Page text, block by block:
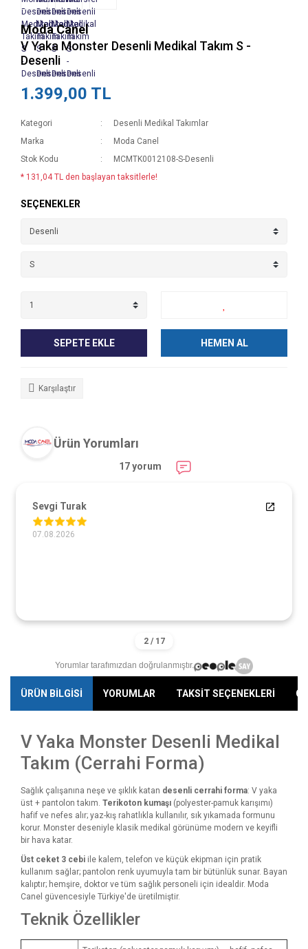
Moda Canel
V Yaka Monster Desenli Medikal Takım S -
Desenli
1.399,00 TL
Kategori
Desenli Medikal Takımlar
Marka
Moda Canel
Stok Kodu
MCMTK0012108-S-Desenli
* 131,04 TL den başlayan taksitlerle!
SEÇENEKLER
SEPETE EKLE HEMEN AL
Karşılaştır
Ürün Yorumları
17 yorum
Sevgi Turak
07.08.2026
Yorumlar tarafımızdan doğrulanmıştır.
ÜRÜN BİLGİSİ YORUMLAR TAKSİT SEÇENEKLERİ
V Yaka Monster Desenli Medikal
Takım (Cerrahi Forma)
Sağlık çalışanına neşe ve şıklık katan desenli cerrahi forma: V yaka
üst + pantolon takım. Terikoton kumaşı (polyester-pamuk karışımı)
hafif ve nefes alır; yaz-kış rahatlıkla kullanılır, sık yıkamada formunu
korur. Monster deseniyle klasik medikal görünüme modern ve keyifli
bir hava katar.
Üst ceket 3 cebi ile kalem, telefon ve küçük ekipman için pratik
kullanım sağlar; pantolon renk uyumuyla tam bir bütünlük sunar. Bayan
kalıptır; hemşire, doktor ve tüm sağlık personeli için idealdir. Moda
Canel güvencesiyle Türkiye'de üretilmiştir.
Teknik Özellikler